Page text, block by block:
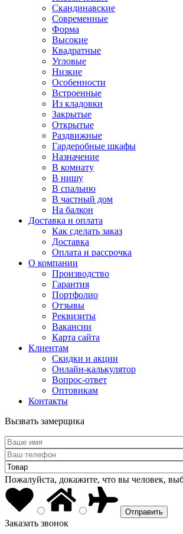
Скандинавские
Современные
Форма
Высокие
Квадратные
Угловые
Низкие
Особенности
Встроенные
Из кладовки
Закрытые
Открытые
Раздвижные
Гардеробные шкафы
Назначение
В комнату
В нишу
В спальню
В частный дом
На балкон
Доставка и оплата
Как сделать заказ
Доставка
Оплата и рассрочка
О компании
Производство
Гарантия
Портфолио
Отзывы
Реквизиты
Вакансии
Карта сайта
Клиентам
Скидки и акции
Онлайн-калькулятор
Вопрос-ответ
Оптовикам
Контакты
Вызвать замерщика
Пожалуйста, докажите, что вы человек,
Заказать звонок